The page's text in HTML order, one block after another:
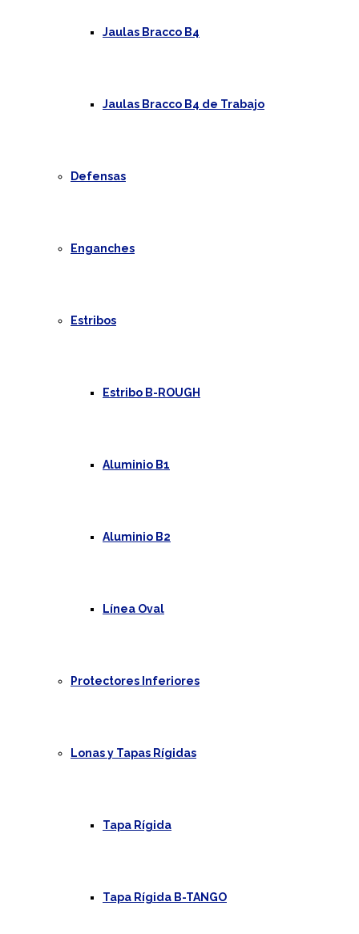
Jaulas Bracco B4
Jaulas Bracco B4 de Trabajo
Defensas
Enganches
Estribos
Estribo B-ROUGH
Aluminio B1
Aluminio B2
Línea Oval
Protectores Inferiores
Lonas y Tapas Rígidas
Tapa Rígida
Tapa Rígida B-TANGO